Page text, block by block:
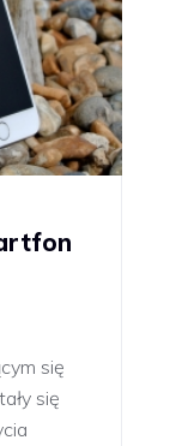
się
się